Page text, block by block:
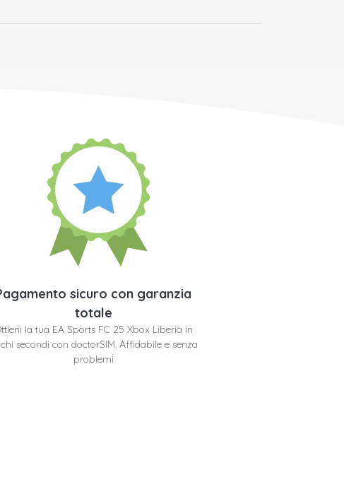
sicuro con garanzia
totale
la tua EA Sports FC 25 Xbox Liberia in
secondi con doctorSIM. Affidabile e senza
problemi